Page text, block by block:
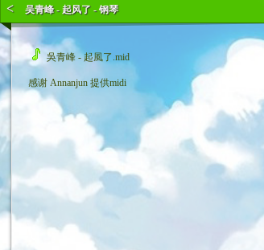
吴青峰 - 起风了 - 钢琴
<
吳青峰 - 起風了.mid
感谢 Annanjun 提供midi